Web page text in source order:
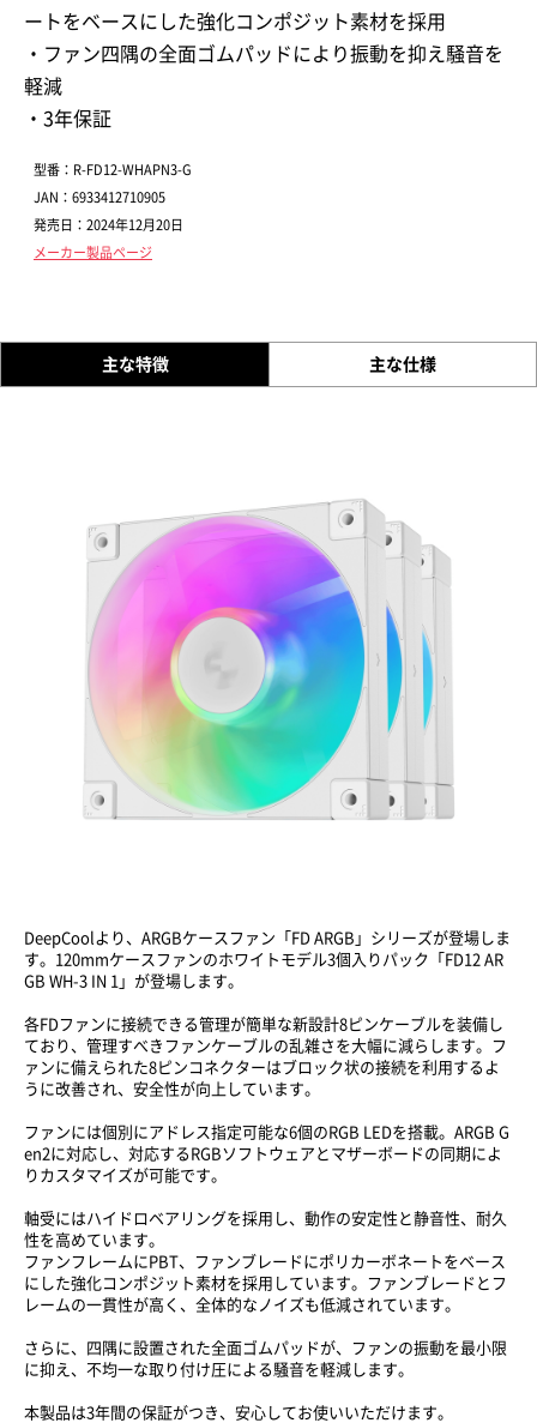
ートをベースにした強化コンポジット素材を採用
・ファン四隅の全面ゴムパッドにより振動を抑え騒音を
軽減
・3年保証
型番：R-FD12-WHAPN3-G
JAN：6933412710905
発売日：2024年12月20日
メーカー製品ページ
主な特徴 主な仕様
DeepCoolより、ARGBケースファン「FD ARGB」シリーズが登場しま
す。120mmケースファンのホワイトモデル3個入りパック「FD12 AR
GB WH-3 IN 1」が登場します。
各FDファンに接続できる管理が簡単な新設計8ピンケーブルを装備し
ており、管理すべきファンケーブルの乱雑さを大幅に減らします。フ
ァンに備えられた8ピンコネクターはブロック状の接続を利用するよ
うに改善され、安全性が向上しています。
ファンには個別にアドレス指定可能な6個のRGB LEDを搭載。ARGB G
en2に対応し、対応するRGBソフトウェアとマザーボードの同期によ
りカスタマイズが可能です。
軸受にはハイドロベアリングを採用し、動作の安定性と静音性、耐久
性を高めています。
ファンフレームにPBT、ファンブレードにポリカーボネートをベース
にした強化コンポジット素材を採用しています。ファンブレードとフ
レームの一貫性が高く、全体的なノイズも低減されています。
さらに、四隅に設置された全面ゴムパッドが、ファンの振動を最小限
に抑え、不均一な取り付け圧による騒音を軽減します。
本製品は3年間の保証がつき、安心してお使いいただけます。